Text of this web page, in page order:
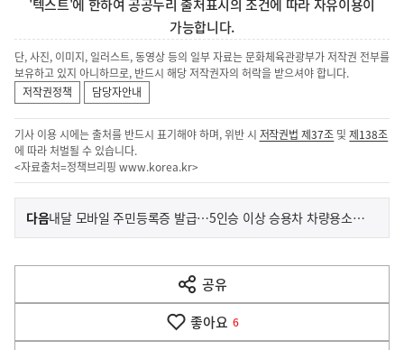
'텍스트'에 한하여 공공누리 출처표시의 조건에 따라 자유이용이
가능합니다.
단, 사진, 이미지, 일러스트, 동영상 등의 일부 자료는 문화체육관광부가 저작권 전부를
보유하고 있지 아니하므로, 반드시 해당 저작권자의 허락을 받으셔야 합니다.
저작권정책
담당자안내
기사 이용 시에는 출처를 반드시 표기해야 하며, 위반 시 저작권법 제37조 및제138조
에 따라 처벌될 수 있습니다.
<자료출처=정책브리핑 www.korea.kr>
이
전
다
음
다음기
사
내달 모바일 주민등록증 발급…5인승 이상 승용차 차량용소화기 비치
공유
열
기
좋아요 6